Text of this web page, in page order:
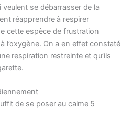
se débarrasser de la
réapprendre à respirer
cette espèce de frustration
l’oxygène. On a en effet constaté
respiration restreinte et qu’ils
de se poser au calme 5